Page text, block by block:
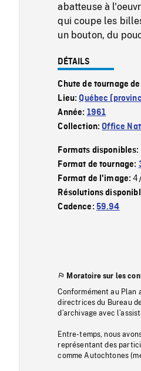
abatteuse à
qui coupe les
un bouton, du
DÉTAILS
Chute de tournage
Lieu:Québec
Année: 1961
Collection:Office
Formats disponibles:
Format de tournage:
Format de l'image:
Résolutions
Cadence: 59.94
Moratoire sur les
Conformément au Plan
directrices du Bureau
d’archivage avec
Entre-temps, nous
représentant des
comme Autochtones